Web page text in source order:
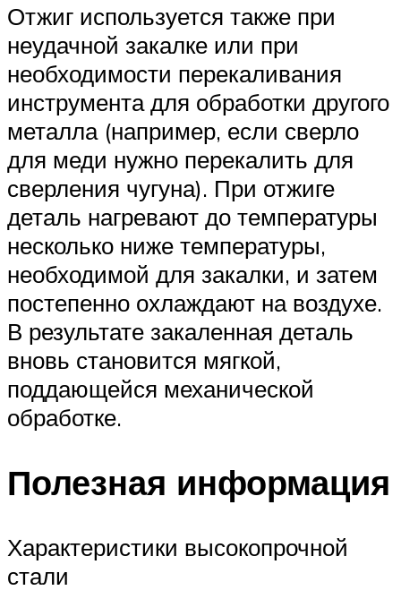
Отжиг используется также при
неудачной закалке или при
необходимости перекаливания
инструмента для обработки другого
металла (например, если сверло
для меди нужно перекалить для
сверления чугуна). При отжиге
деталь нагревают до температуры
несколько ниже температуры,
необходимой для закалки, и затем
постепенно охлаждают на воздухе.
В результате закаленная деталь
вновь становится мягкой,
поддающейся механической
обработке.
Полезная информация
Характеристики высокопрочной
стали